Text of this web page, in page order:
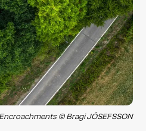
© Bragi JÓSEFSSON